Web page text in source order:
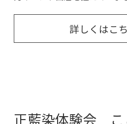
詳しくはこ
正藍染体験会